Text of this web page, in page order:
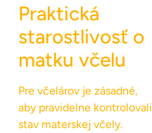
Praktická
starostlivosť o
matku včelu
Pre včelárov je zásadné,
aby pravidelne kontrolovali
stav materskej včely.